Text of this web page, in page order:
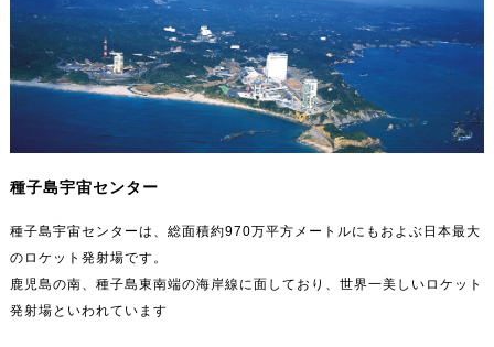
種子島宇宙センター
種子島宇宙センターは、総面積約970万平方メートルにもおよぶ日本最大
のロケット発射場です。
鹿児島の南、種子島東南端の海岸線に面しており、世界一美しいロケット
発射場といわれています